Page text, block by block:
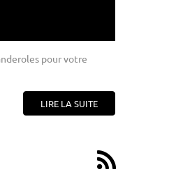
pour votre
LIRE LA SUITE